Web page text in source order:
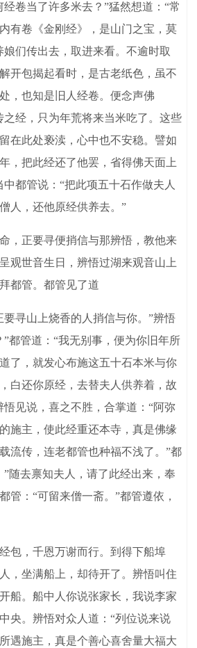
卷当了许多米去？”猛然想道：“常
有卷《金刚经》，是山门之宝，莫
娘们传出去，取进来看。不逾时取
开包揭起看时，是古老纸色，虽不
，也知是旧人经卷。便念声佛
之经，只为年荒将来当米吃了。这些
在此处亵渎，心中也不安稳。譬如
，把此经还了他罢，省得佛天面上
都管说：“把此项五十石作做夫人
人，还他原经供养去。”
正要寻便捎信与那辨悟，教他来
观世音生日，辨悟过湖来观音山上
都管。都管见了道
寻山上烧香的人捎信与你。”辨悟
都管道：“我无别事，便为你旧年所
了，就发心布施这五十石本米与你
白还你原经，去替夫人供养着，故
悟见说，喜之不胜，合掌道：“阿弥
施主，使此经重还本寺，真是佛缘
流传，连老都管也种福不浅了。”都
”随去禀知夫人，请了此经出来，奉
管：“可留来僧一斋。”都管遵依，
，千恩万谢而行。到得下船埠
，坐满船上，却待开了。辨悟叫住
船。船中人你说张家长，我说李家
央。辨悟对众人道：“列位说来说
遇施主，真是个善心喜舍量大福大